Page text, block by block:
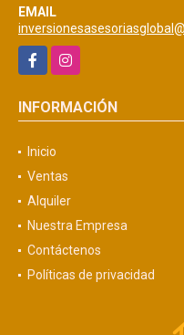
EMAIL
FacebookInstagram
INFORMACIÓN
Inicio
Ventas
Alquiler
Nuestra Empresa
Contáctenos
Políticas de privacidad